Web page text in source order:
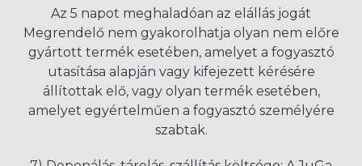
Az 5 napot meghaladóan az elállás jogát
Megrendelő nem gyakorolhatja olyan nem előre
gyártott termék esetében, amelyet a fogyasztó
utasítása alapján vagy kifejezett kérésére
állítottak elő, vagy olyan termék esetében,
amelyet egyértelműen a fogyasztó személyére
szabtak.